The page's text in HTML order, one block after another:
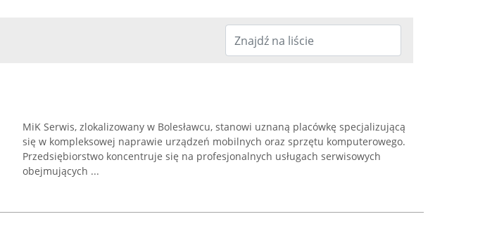
MiK Serwis, zlokalizowany w Bolesławcu, stanowi uznaną placówkę specjalizującą
się w kompleksowej naprawie urządzeń mobilnych oraz sprzętu komputerowego.
Przedsiębiorstwo koncentruje się na profesjonalnych usługach serwisowych
obejmujących ...